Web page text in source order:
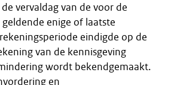
vervaldag van de voor de
enige of laatste
eindigde op de
van de kennisgeving
wordt bekendgemaakt.
en